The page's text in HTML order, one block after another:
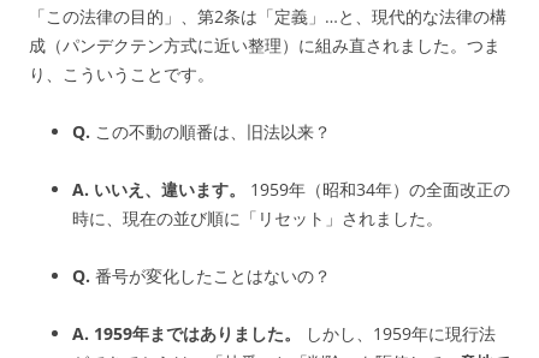
「この法律の目的」、第2条は「定義」…と、現代的な法律の構
成（パンデクテン方式に近い整理）に組み直されました。つま
り、こういうことです。
Q. この不動の順番は、旧法以来？
A. いいえ、違います。
1959年（昭和34年）の全面改正の
時に、現在の並び順に「リセット」されました。
Q. 番号が変化したことはないの？
A. 1959年まではありました。
しかし、1959年に現行法